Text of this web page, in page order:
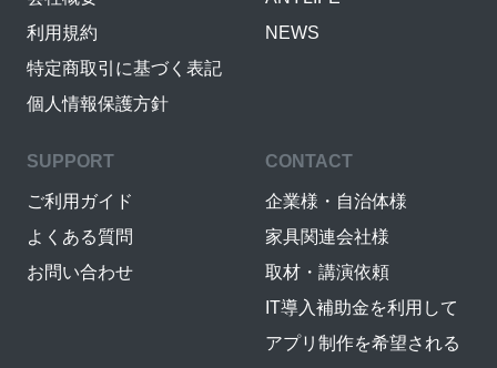
利用規約
特定商取引に基づく表記
個人情報保護方針
NEWS
SUPPORT
ご利用ガイド
よくある質問
お問い合わせ
CONTACT
企業様・自治体様
家具関連会社様
取材・講演依頼
IT導入補助金を利用して
アプリ制作を希望される